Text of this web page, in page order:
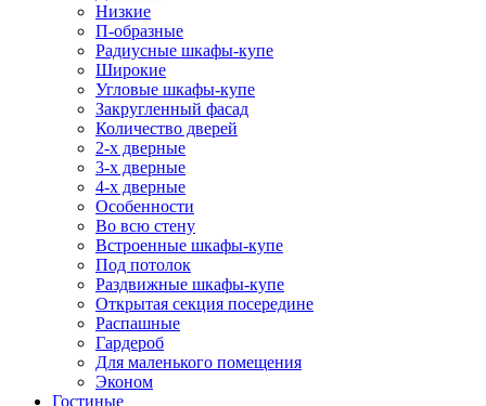
Низкие
П-образные
Радиусные шкафы-купе
Широкие
Угловые шкафы-купе
Закругленный фасад
Количество дверей
2-х дверные
3-х дверные
4-х дверные
Особенности
Во всю стену
Встроенные шкафы-купе
Под потолок
Раздвижные шкафы-купе
Открытая секция посередине
Распашные
Гардероб
Для маленького помещения
Эконом
Гостиные